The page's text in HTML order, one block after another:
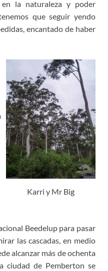
la naturaleza y poder
que seguir yendo
encantado de haber
Karri y Mr Big
Beedelup para pasar
las cascadas, en medio
alcanzar más de ochenta
ciudad de Pemberton se